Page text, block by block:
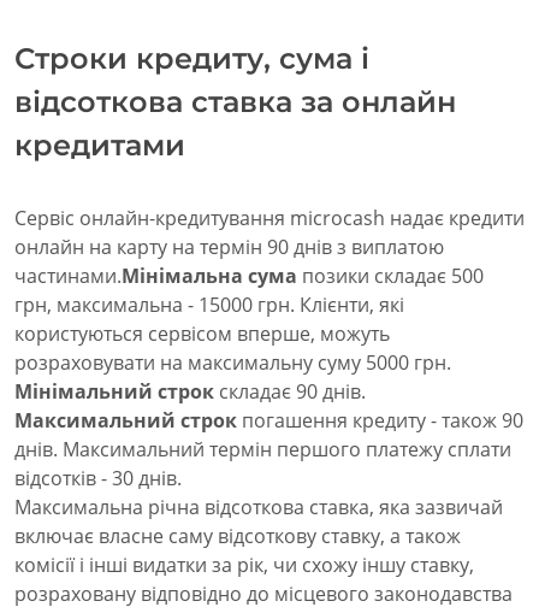
Строки кредиту, сума і
відсоткова ставка за онлайн
кредитами
Сервіс онлайн-кредитування microcash надає кредити
онлайн на карту на термін 90 днів з виплатою
частинами.Мінімальна сума позики складає 500
грн, максимальна - 15000 грн. Клієнти, які
користуються сервісом вперше, можуть
розраховувати на максимальну суму 5000 грн.
Мінімальний строк складає 90 днів.
Максимальний строк погашення кредиту - також 90
днів. Максимальний термін першого платежу сплати
відсотків - 30 днів.
Максимальна річна відсоткова ставка, яка зазвичай
включає власне саму відсоткову ставку, а також
комісії і інші видатки за рік, чи схожу іншу ставку,
розраховану відповідно до місцевого законодавства